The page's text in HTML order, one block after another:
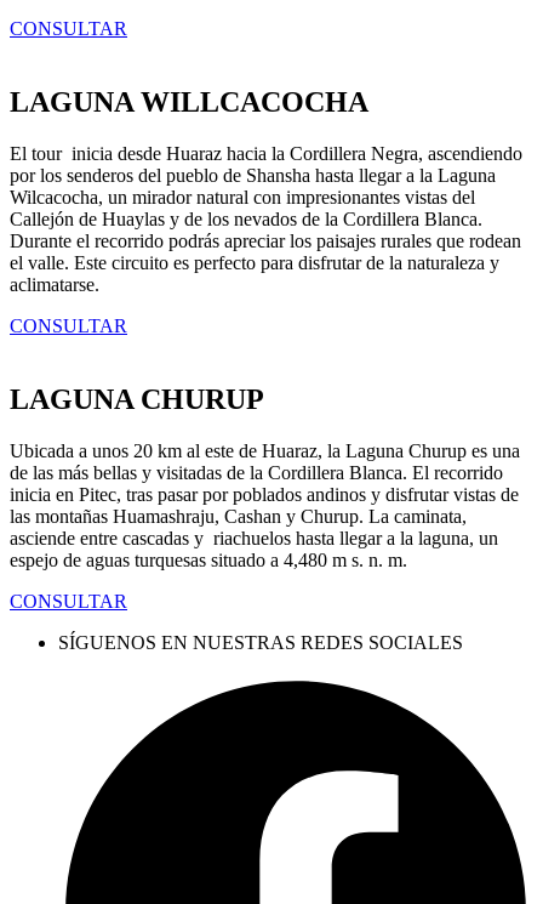
CONSULTAR
LAGUNA WILLCACOCHA
El tour inicia desde Huaraz hacia la Cordillera Negra, ascendiendo
por los senderos del pueblo de Shansha hasta llegar a la Laguna
Wilcacocha, un mirador natural con impresionantes vistas del
Callejón de Huaylas y de los nevados de la Cordillera Blanca.
Durante el recorrido podrás apreciar los paisajes rurales que rodean
el valle. Este circuito es perfecto para disfrutar de la naturaleza y
aclimatarse.
CONSULTAR
LAGUNA CHURUP
Ubicada a unos 20 km al este de Huaraz, la Laguna Churup es una
de las más bellas y visitadas de la Cordillera Blanca. El recorrido
inicia en Pitec, tras pasar por poblados andinos y disfrutar vistas de
las montañas Huamashraju, Cashan y Churup. La caminata,
asciende entre cascadas y riachuelos hasta llegar a la laguna, un
espejo de aguas turquesas situado a 4,480 m s. n. m.
CONSULTAR
SÍGUENOS EN NUESTRAS REDES SOCIALES